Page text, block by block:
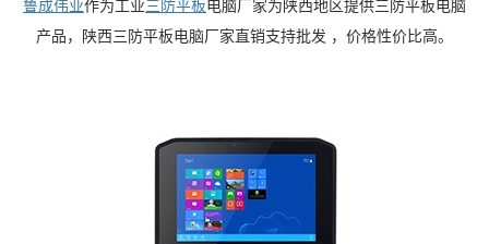
鲁成伟业作为工业三防平板电脑厂家为陕西地区提供三防平板电脑
产品，陕西三防平板电脑厂家直销支持批发 ，价格性价比高。